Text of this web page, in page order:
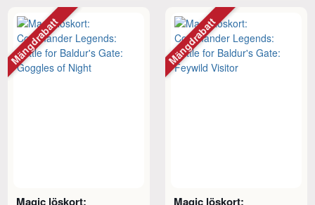
Magic löskort:
Mängdrabatt
Magic löskort:
Mängdrabatt